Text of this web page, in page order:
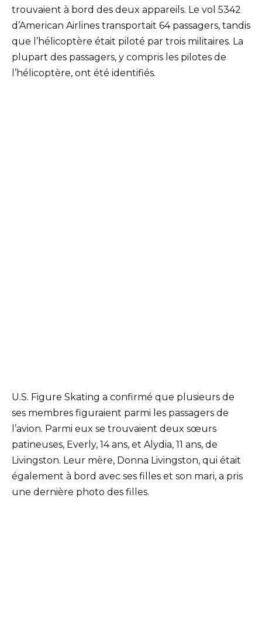
trouvaient à bord des deux appareils. Le vol 5342
d’American Airlines transportait 64 passagers, tandis
que l’hélicoptère était piloté par trois militaires. La
plupart des passagers, y compris les pilotes de
l’hélicoptère, ont été identifiés.
U.S. Figure Skating a confirmé que plusieurs de
ses membres figuraient parmi les passagers de
l’avion. Parmi eux se trouvaient deux sœurs
patineuses, Everly, 14 ans, et Alydia, 11 ans, de
Livingston. Leur mère, Donna Livingston, qui était
également à bord avec ses filles et son mari, a pris
une dernière photo des filles.